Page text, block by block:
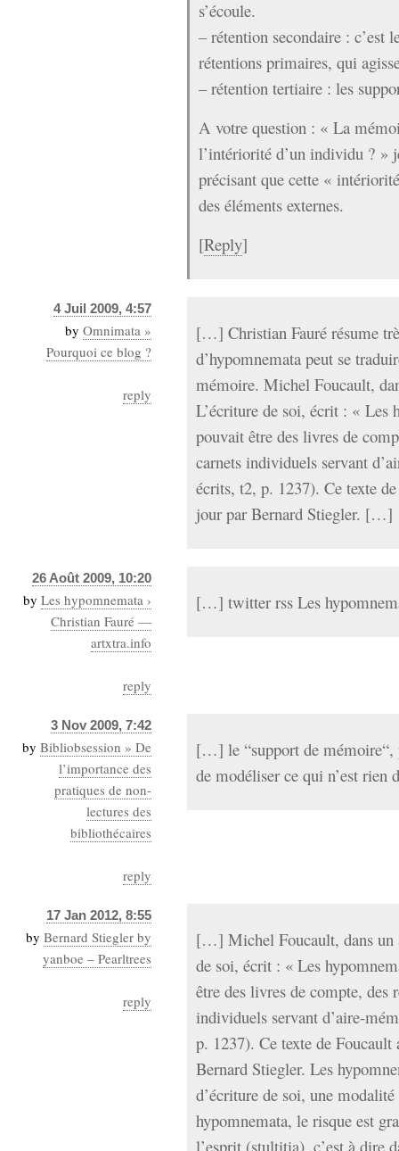
s’écoule.
– rétention secondaire : c’est
rétentions primaires, qui
– rétention tertiaire : les
A votre question : « La
l’intériorité d’un individu ? »
précisant que cette «
des éléments externes.
[Reply]
4 Juil 2009, 4:57
by Omnimata »
Pourquoi ce blog ?
reply
[…] Christian Fauré résume
d’hypomnemata peut se
mémoire. Michel Foucault,
L’écriture de soi, écrit : « Les
pouvait être des livres de
carnets individuels servant
écrits, t2, p. 1237). Ce texte
jour par Bernard Stiegler. […]
26 Août 2009, 10:20
by Les hypomnemata ›
Christian Fauré —
artxtra.info
reply
[…] twitter rss Les
3 Nov 2009, 7:42
by Bibliobsession » De
l’importance des
pratiques de non-
lectures des
bibliothécaires
reply
[…] le “support de mémoire“,
de modéliser ce qui n’est
17 Jan 2012, 8:55
by Bernard Stiegler by
yanboe – Pearltrees
reply
[…] Michel Foucault, dans un
de soi, écrit : « Les
être des livres de compte, des
individuels servant d’aire-
p. 1237). Ce texte de
Bernard Stiegler. Les
d’écriture de soi, une
hypomnemata, le risque est
l’esprit (stultitia), c’est à dire